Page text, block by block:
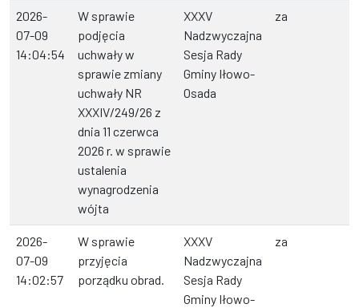
2026-
07-09
14:04:54
W sprawie
podjęcia
uchwały w
sprawie zmiany
uchwały NR
XXXIV/249/26 z
dnia 11 czerwca
2026 r. w sprawie
ustalenia
wynagrodzenia
wójta
XXXV
Nadzwyczajna
Sesja Rady
Gminy Iłowo-
Osada
za
2026-
07-09
14:02:57
W sprawie
przyjęcia
porządku obrad.
XXXV
Nadzwyczajna
Sesja Rady
Gminy Iłowo-
za